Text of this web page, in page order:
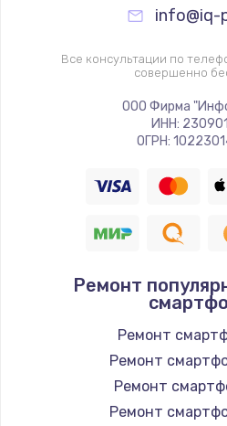
info@iq-
Все консультации по
совершенно
ООО Фирма
ИНН:
ОГРН:
Ремонт
Ремонт
Ремонт
Ремонт
Ремонт